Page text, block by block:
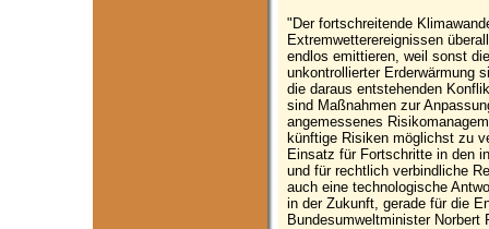
"Der fortschreitende
Extremwetterereignissen
endlos emittieren, weil sonst
unkontrollierter Erderwärmung
die daraus entstehenden
sind Maßnahmen zur
angemessenes
künftige Risiken möglichst zu
Einsatz für Fortschritte in den
und für rechtlich verbindliche
auch eine technologische
in der Zukunft, gerade für die
Bundesumweltminister Norbert